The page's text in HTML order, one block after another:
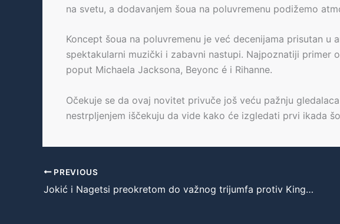
na svetu, a dodavanjem šoua na poluvremenu podižemo
Koncept šoua na poluvremenu je već decenijama prisutan
spektakularni muzički i zabavni nastupi. Najpoznatiji primer
poput Michaela Jacksona, Beyonc é i Rihanne.
Očekuje se da ovaj novitet privuče još veću pažnju
nestrpljenjem iščekuju da vide kako će izgledati prvi ikada
PREVIOUS
Jokić i Nagetsi preokretom do važnog trijumfa protiv Kingsa